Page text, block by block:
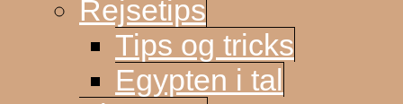
Rejsetips
Tips og tricks
Egypten i tal